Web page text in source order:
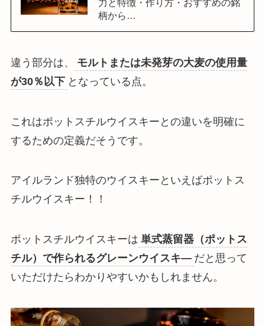
力と特徴・作り方・おすすめの銘
柄から…
違う部分は、
モルトまたは未発芽の大麦の使用量
が30％以下 となっている点。
これはポットスチルウイスキーとの違いを明確に
するための定義だそうです。
アイルランド独特のウイスキーといえばポットス
チルウイスキー！！
ポットスチルウイスキーは 単式蒸留器（ポットス
チル）で作られるグレーンウイスキ― だと思って
いただけたらわかりやすいかもしれません。